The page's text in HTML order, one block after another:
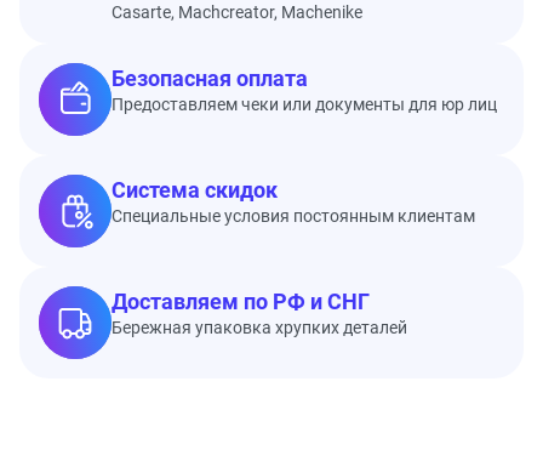
Casarte, Machcreator, Machenike
Безопасная оплата
Предоставляем чеки или документы для юр лиц
Система скидок
Специальные условия постоянным клиентам
Доставляем по РФ и СНГ
Бережная упаковка хрупких деталей